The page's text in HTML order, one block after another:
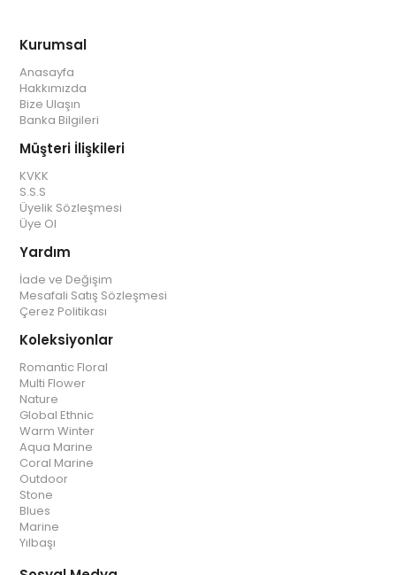
Kurumsal
Anasayfa
Hakkımızda
Bize Ulaşın
Banka Bilgileri
Müşteri İlişkileri
KVKK
S.S.S
Üyelik Sözleşmesi
Üye Ol
Yardım
İade ve Değişim
Mesafali Satış Sözleşmesi
Çerez Politikası
Koleksiyonlar
Romantic Floral
Multi Flower
Nature
Global Ethnic
Warm Winter
Aqua Marine
Coral Marine
Outdoor
Stone
Blues
Marine
Yılbaşı